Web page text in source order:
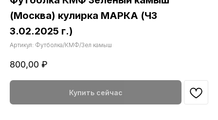
(Москва) кулирка МАРКА (ЧЗ
3.02.2025 г.)
Артикул: Футболка/КМФ/Зел камыш
800,00 ₽
Купить сейчас